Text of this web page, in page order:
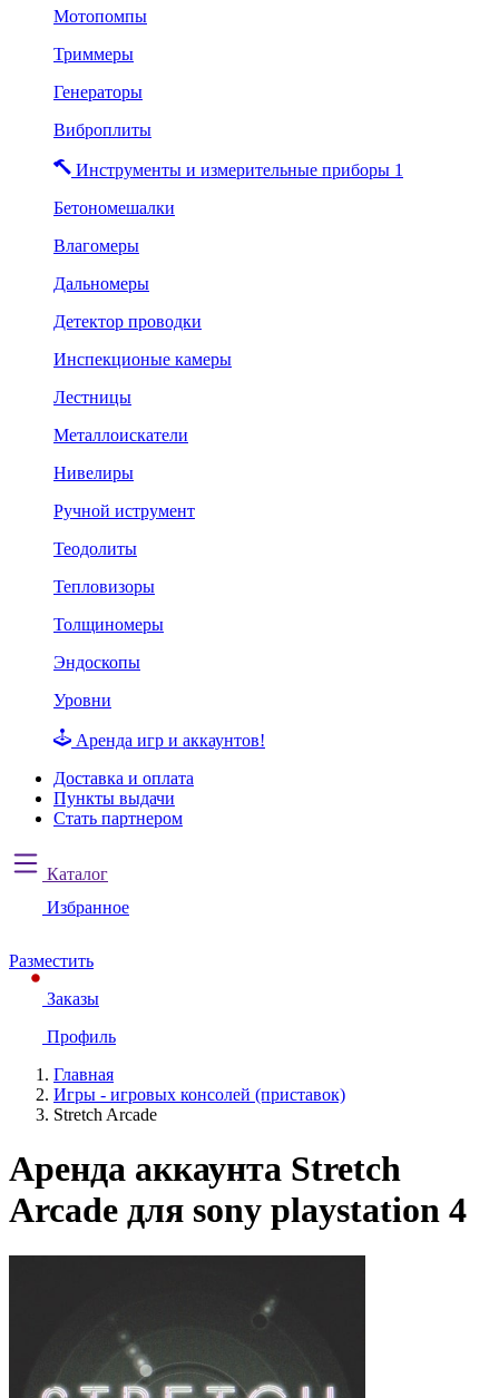
Мотопомпы
Триммеры
Генераторы
Виброплиты
Инструменты и измерительные приборы 1
Бетономешалки
Влагомеры
Дальномеры
Детектор проводки
Инспекционые камеры
Лестницы
Металлоискатели
Нивелиры
Ручной иструмент
Теодолиты
Тепловизоры
Толщиномеры
Эндоскопы
Уровни
Аренда игр и аккаунтов!
Доставка и оплата
Пункты выдачи
Стать партнером
Каталог
Избранное
Разместить
Заказы
Профиль
Главная
Игры - игровых консолей (приставок)
Stretch Arcade
Аренда аккаунта Stretch
Arcade для sony playstation 4